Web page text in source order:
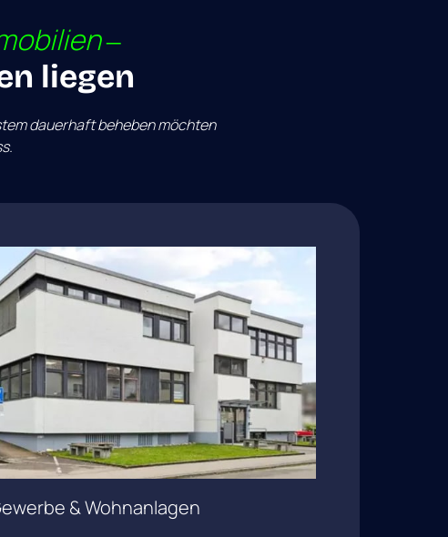
‒
liegen
dauerhaft beheben
möchten
& Wohnanlagen